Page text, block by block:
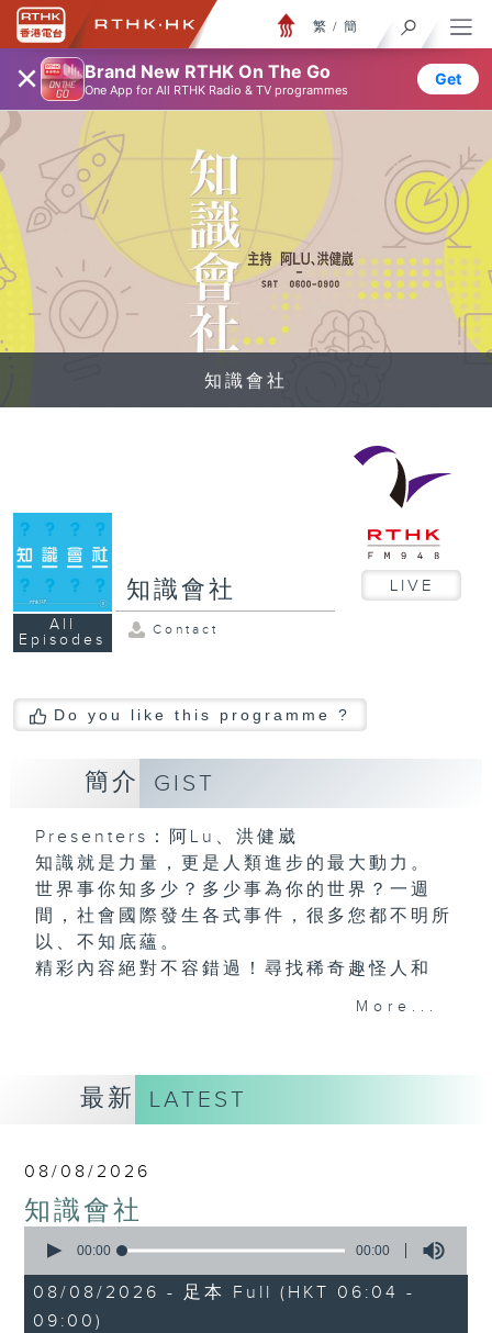
× Brand New RTHK On The Go
One App for All RTHK Radio & TV programmes
Get
繁 / 簡
知識會社
All
Episodes
知識會社 LIVE
Contact
Do you like this programme ?
簡介 GIST
Presenters：阿Lu、洪健崴
知識就是力量，更是人類進步的最大動力。
世界事你知多少？多少事為你的世界？一週
間，社會國際發生各式事件，很多您都不明所
以、不知底蘊。
精彩內容絕對不容錯過！尋找稀奇趣怪人和
專家助您輕鬆解決寵物問題；認識不同運動種
類及特式等。
More...
最新 LATEST
08/08/2026
知識會社
seconds
0
seconds
00:00 00:00
08/08/2026 - 足本 Full (HKT 06:04 -
09:00)